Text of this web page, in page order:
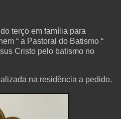
terço em família para
“ a Pastoral do Batismo “
Cristo pelo batismo no
na residência a pedido.